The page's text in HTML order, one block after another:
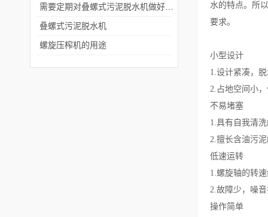
水的特点。所
要求。
小型设计
1.设计紧凑，
2.占地空间小
不易堵塞
1.具有自我清
2.擅长含油污
低速运转
1.螺旋轴的转
2.故障少，噪
操作简单
叠螺式污泥脱水机
螺旋压榨机的用途